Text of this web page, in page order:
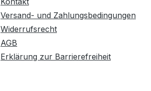
Versand- und Zahlungsbedingungen
Widerrufsrecht
AGB
Erklärung zur Barrierefreiheit